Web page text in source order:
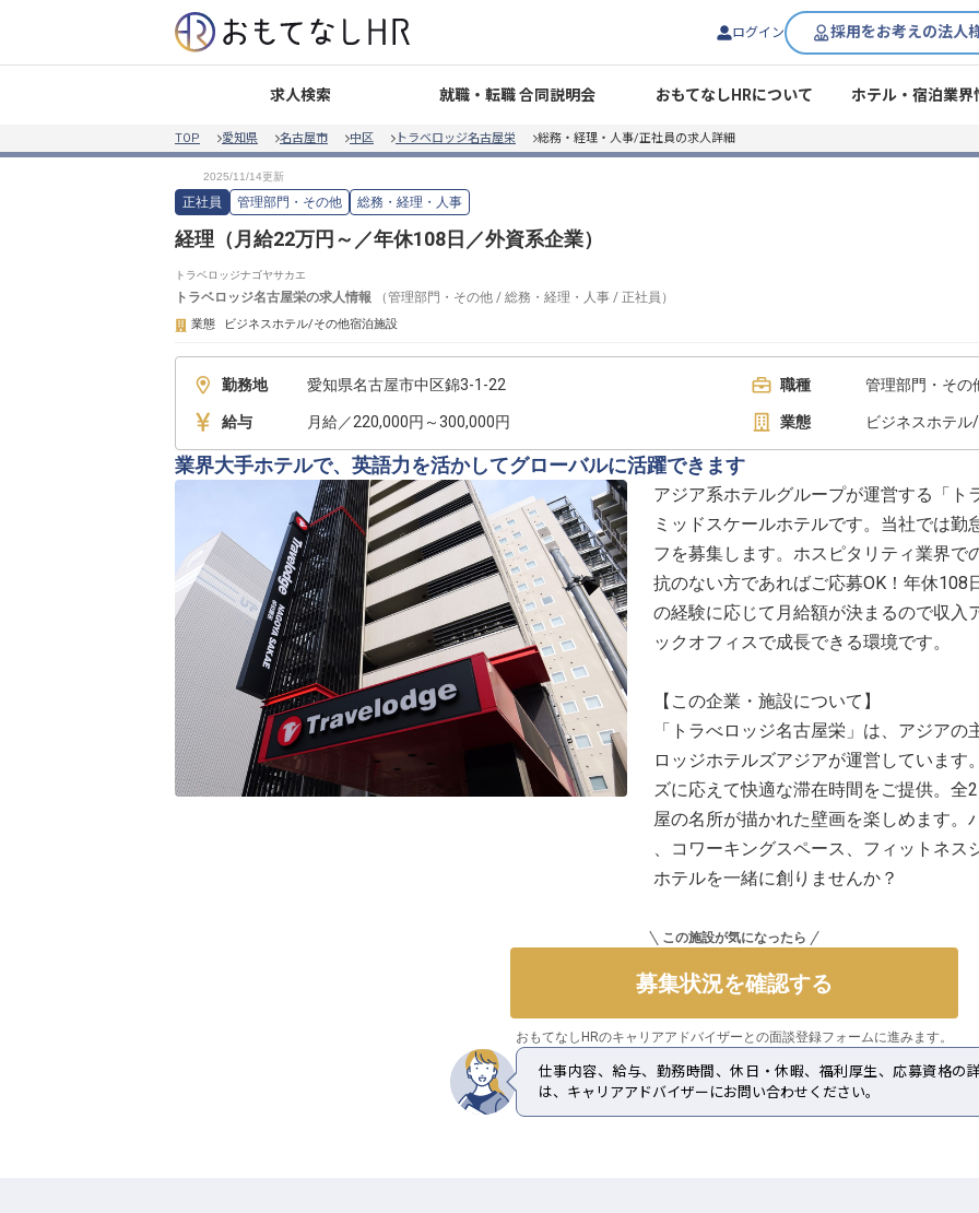
ログイン 採用をお考えの法人
求人検索 就職・転職 合同説明会 おもてなしHRについて ホテル・宿泊業界
TOP 愛知県 名古屋市 中区 トラベロッジ名古屋栄 総務・経理・人事/正社員の求人詳細
正社員 管理部門・その他 総務・経理・人事
経理（月給22万円～／年休108日／外資系企業）
トラベロッジナゴヤサカエ
トラベロッジ名古屋栄の求人情報 （管理部門・その他 / 総務・経理・人事 / 正社員 ）
業態 ビジネスホテル/その他宿泊施設
勤務地 愛知県名古屋市中区錦3-1-22 職種 管理部門・その
給与 月給／220,000円～300,000円 業態 ビジネスホテ
業界大手ホテルで、英語力を活かしてグローバルに活躍できます
アジア系ホテルグループが運営する「
ミッドスケールホテルです。当社では
フを募集します。ホスピタリティ業界
抗のない方であればご応募OK！年休
の経験に応じて月給額が決まるので収入
ックオフィスで成長できる環境です。
【この企業・施設について】
「トラべロッジ名古屋栄」は、アジア
ロッジホテルズアジアが運営していま
ズに応えて快適な滞在時間をご提供。
屋の名所が描かれた壁画を楽しめます
、コワーキングスペース、フィットネ
ホテルを一緒に創りませんか？
この施設が気になったら
募集状況を確認する
おもてなしHRのキャリアアドバイザーとの面談登録フォームに進みます。
仕事内容、給与、勤務時間、休日・休暇、福利厚生、応募資格の
は、キャリアアドバイザーにお問い合わせください。